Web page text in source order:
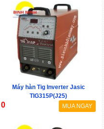
Máy hàn Tig Inverter Jasic
TIG315P(J25)
0 MUA NGAY